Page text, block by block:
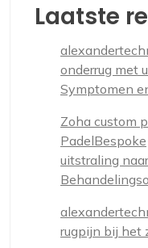
Laatste
onderrug met
Symptomen
Zoha custom
PadelBespoke
uitstraling
rugpijn bij het